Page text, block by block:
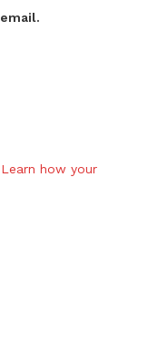
Learn how your